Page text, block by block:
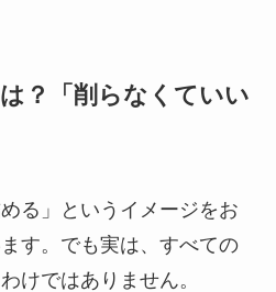
？「削らなくていい
る」というイメージをお
す。でも実は、すべての
けではありません。